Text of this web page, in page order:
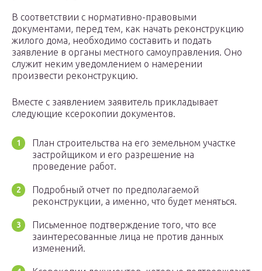
В соответствии с нормативно-правовыми
документами, перед тем, как начать реконструкцию
жилого дома, необходимо составить и подать
заявление в органы местного самоуправления. Оно
служит неким уведомлением о намерении
произвести реконструкцию.
Вместе с заявлением заявитель прикладывает
следующие ксерокопии документов.
План строительства на его земельном участке
застройщиком и его разрешение на
проведение работ.
Подробный отчет по предполагаемой
реконструкции, а именно, что будет меняться.
Письменное подтверждение того, что все
заинтересованные лица не против данных
изменений.